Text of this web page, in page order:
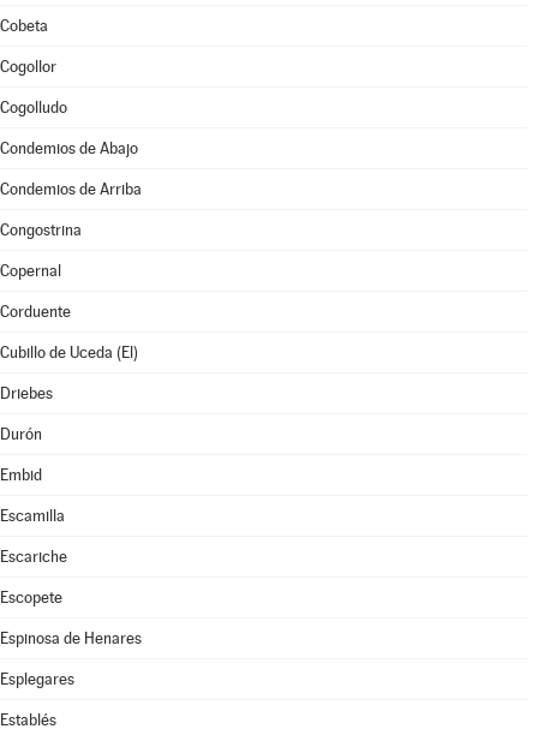
Cobeta
Cogollor
Cogolludo
Condemios de Abajo
Condemios de Arriba
Congostrina
Copernal
Corduente
Cubillo de Uceda (El)
Driebes
Durón
Embid
Escamilla
Escariche
Escopete
Espinosa de Henares
Esplegares
Establés